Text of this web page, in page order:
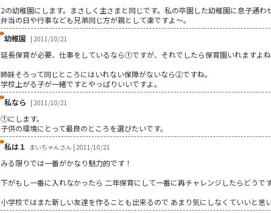
2の幼稚園にします。まさしく主さまと同じです。私の卒園した幼稚園に息子通
弁当の日や行事なども兄弟同じ方が親として楽ですよ～。
幼稚園 | 2011/10/21
延長保育が必要、仕事をしているなら①ですが、それでしたら保育園いれますよね
姉妹そろって同じところにはいれない保障がないなら②ですね。
学校上がる子が一緒ですとやっぱりいいですよ。
私なら | 2011/10/21
①にします。
子供の環境にとって最良のところを選びたいです。
私は１ まいちゃんさん | 2011/10/21
みる限りでは一番がかなり魅力的です！
下がもし一番に入れなかったら 二年保育にして一番に再チャレンジしたらどうで
小学校ではまた新しい友達を作ることも出来るので あまり気にしなくていいと思